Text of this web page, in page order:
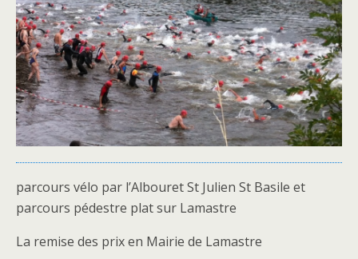
parcours vélo par l’Albouret St Julien St Basile et
parcours pédestre plat sur Lamastre
La remise des prix en Mairie de Lamastre